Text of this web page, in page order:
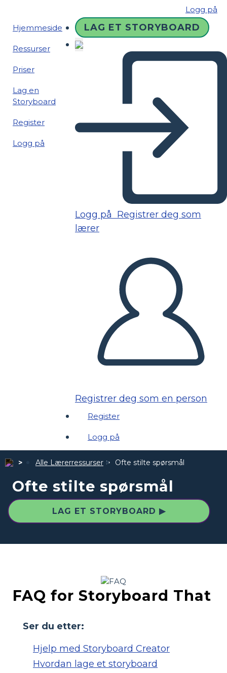
Logg på
Hjemmeside
Ressurser
Priser
Lag en
Storyboard
Register
Logg på
LAG ET STORYBOARD
Logg på Registrer deg som
lærer
Registrer deg som en person
Register
Logg på
Alle Lærerressurser Ofte stilte spørsmål
Ofte stilte spørsmål
LAG ET STORYBOARD ▶
FAQ for Storyboard That
Ser du etter:
Hjelp med Storyboard Creator
Hvordan lage et storyboard